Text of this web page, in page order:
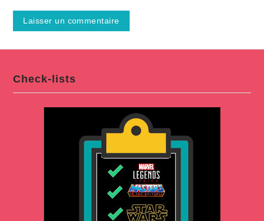
Check-lists